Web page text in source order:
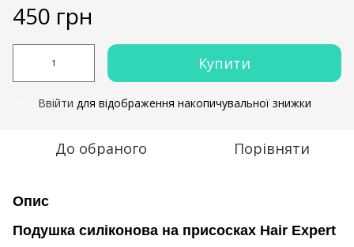
450 грн
Купити
Ввійти для відображення накопичувальної знижки
До обраного Порівняти
Опис
Подушка силіконова на присосках Hair Expert